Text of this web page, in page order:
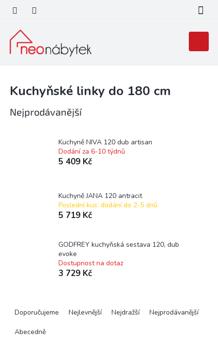
obsah
košík
Kuchyňské linky do 180 cm
Nejprodávanější
Kuchyně NIVA 120 dub artisan
Dodání za 6-10 týdnů
5 409 Kč
Kuchyně JANA 120 antracit
Poslední kus: dodání do 2-5 dnů
5 719 Kč
GODFREY kuchyňská sestava 120, dub
evoke
Dostupnost na dotaz
3 729 Kč
Doporučujeme Nejlevnější Nejdražší Nejprodávanější
Abecedně